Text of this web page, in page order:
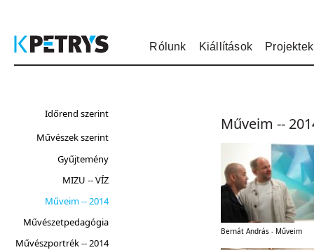
Rólunk Kiállítások Projektek
Időrend szerint
Művészek szerint
Gyűjtemény
MIZU -- VÍZ
Műveim -- 2014
Művészetpedagógia
Művészportrék -- 2014
Műveim --
Bernát András - Műveim